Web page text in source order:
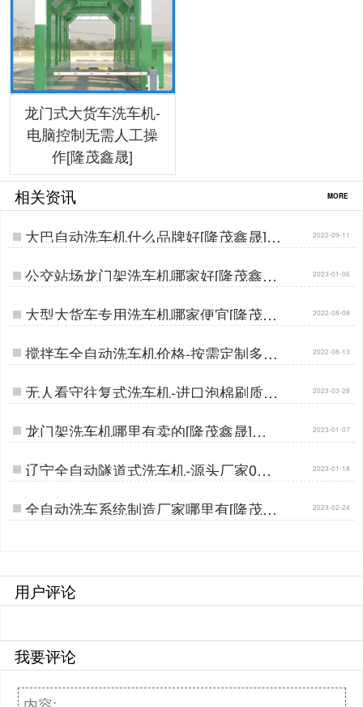
龙门式大货车洗车机-
电脑控制无需人工操
作[隆茂鑫晟]
相关资讯 MORE
大巴自动洗车机什么品牌好[隆茂鑫晟]… 2022-09-11
公交站场龙门架洗车机哪家好[隆茂鑫晟]
…
2023-01-06
大型大货车专用洗车机哪家便宜[隆茂鑫
晟]…
2022-08-08
搅拌车全自动洗车机价格-按需定制多种
配置[隆茂鑫晟]…
2022-08-13
无人看守往复式洗车机-进口泡棉刷质保
五年不伤漆[隆茂鑫晟]…
2023-03-28
龙门架洗车机哪里有卖的[隆茂鑫晟]… 2023-01-07
辽宁全自动隧道式洗车机-源头厂家0环
节更实惠[隆茂鑫晟]…
2023-01-18
全自动洗车系统制造厂家哪里有[隆茂鑫
晟]…
2023-02-24
用户评论
我要评论